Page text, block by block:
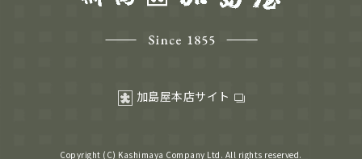
加島屋本店サイト
Copyright (C) Kashimaya Company Ltd. All rights reserved.